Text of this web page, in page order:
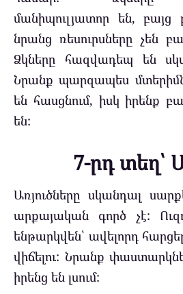
մանիպուլյատոր են,
նրանց ռեսուրսները չեն
Ձկները հազվադեպ են
Նրանք պարզապես
են հասցնում, իսկ իրենք
են:
7-րդ տեղ՝
Առյուծները սկանդալ
արքայական գործ չէ:
ենթարկվեն՝ ավելորդ
վիճելու: Նրանք
իրենց են լսում: